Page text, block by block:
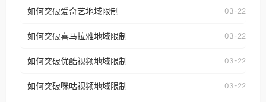
使用番茄回国加速器，即可解决「海外用户收听腾讯
台湾、美国、加拿大、澳大利亚、欧洲等国家和地区
权限制所困扰。
播放”的提示语。 海外用户如香港、澳门、台湾、美
国、加拿大、澳大利亚、欧洲等国家和地区时，网易
制问题，且仅能在中国大陆地区播放。 遇到这个问题
户收听网易云音乐地区版权限制」的问题，无论人在
如何突破爱奇艺地域限制 03-22
如何突破喜马拉雅地域限制 03-22
如何突破优酷视频地域限制 03-22
如何突破咪咕视频地域限制 03-22